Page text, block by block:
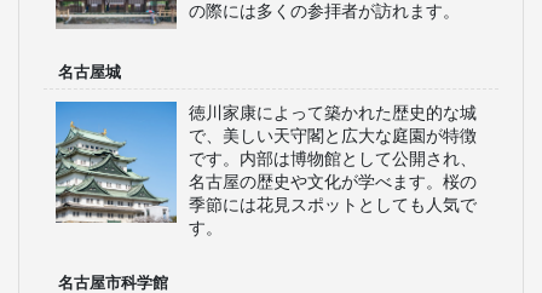
の際には多くの参拝者が訪れます。
名古屋城
徳川家康によって築かれた歴史的な城
で、美しい天守閣と広大な庭園が特徴
です。内部は博物館として公開され、
名古屋の歴史や文化が学べます。桜の
季節には花見スポットとしても人気で
す。
名古屋市科学館